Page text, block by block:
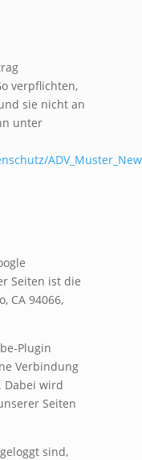
verpflichten,
sie nicht an
unter
Seiten ist die
CA 94066,
Plugin
Verbindung
Dabei wird
Seiten
sind,